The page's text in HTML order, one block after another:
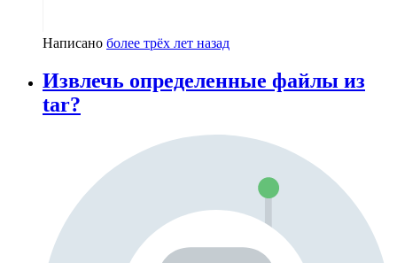
Написано более трёх лет назад
Извлечь определенные файлы из
tar?